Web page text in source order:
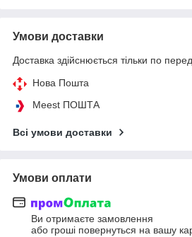
Умови доставки
Доставка здійснюється тільки по
Нова Пошта
Meest ПОШТА
Всі умови доставки
Умови оплати
Ви отримаєте замовлення
або гроші повернуться на вашу